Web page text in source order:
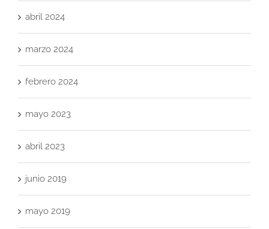
abril 2024
marzo 2024
febrero 2024
mayo 2023
abril 2023
junio 2019
mayo 2019